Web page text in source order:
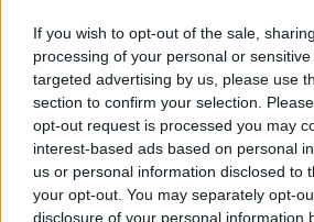
If you wish to opt-out of the sale,
processing of your personal or
targeted advertising by us, please use
section to confirm your selection.
opt-out request is processed you may
interest-based ads based on personal
us or personal information disclosed to
your opt-out. You may separately opt-
disclosure of your personal information